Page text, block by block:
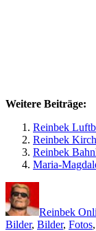
Weitere Beiträge:
Reinbek
Reinbek
Reinbek
Maria-
Reinbek
Bilder, Bilder, Fotos,